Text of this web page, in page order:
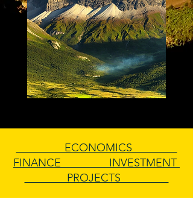
ECONOMICS
FINANCE INVESTMENT
PROJECTS